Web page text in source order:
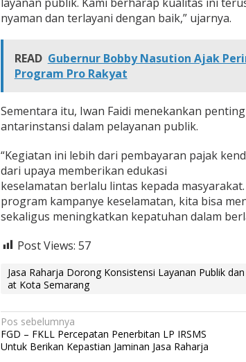
a
r
g
nyaman dan terlayani dengan baik,” ujarnya.
READ Gubernur Bobby Nasution Ajak
Program Pro Rakyat
Sementara itu, Iwan Faidi menekankan
antarinstansi dalam pelayanan publik.
“Kegiatan ini lebih dari pembayaran pajak
dari upaya memberikan edukasi
keselamatan berlalu lintas kepada
program kampanye keselamatan, kita bisa
sekaligus meningkatkan kepatuhan dalam
Post Views: 57
Jasa Raharja Dorong Konsistensi Layanan Publik
at Kota Semarang
N
a
Pos sebelumnya
FGD – FKLL Percepatan Penerbitan LP IRSMS
Untuk Berikan Kepastian Jaminan Jasa Raharja